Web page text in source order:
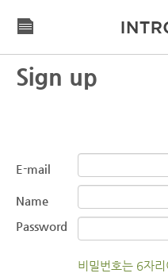
Sign up
E-mail
Name
Password
비밀번호는 6자